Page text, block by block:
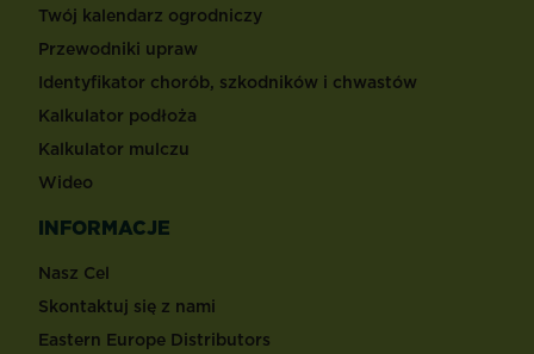
Twój kalendarz ogrodniczy
Przewodniki upraw
Identyfikator chorób, szkodników i chwastów
Kalkulator podłoża
Kalkulator mulczu
Wideo
INFORMACJE
Nasz Cel
Skontaktuj się z nami
Eastern Europe Distributors